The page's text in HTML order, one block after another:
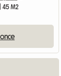
45 M2